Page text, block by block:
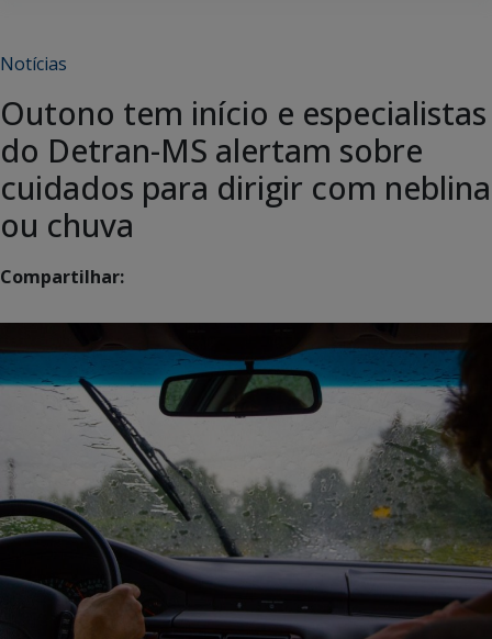
Notícias
Outono tem início e especialistas
do Detran-MS alertam sobre
cuidados para dirigir com neblina
ou chuva
Compartilhar: